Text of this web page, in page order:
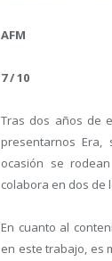
AFM
7 / 10
Tras dos años de
presentarnos
ocasión se
colabora en dos de
En cuanto al
en este trabajo, es